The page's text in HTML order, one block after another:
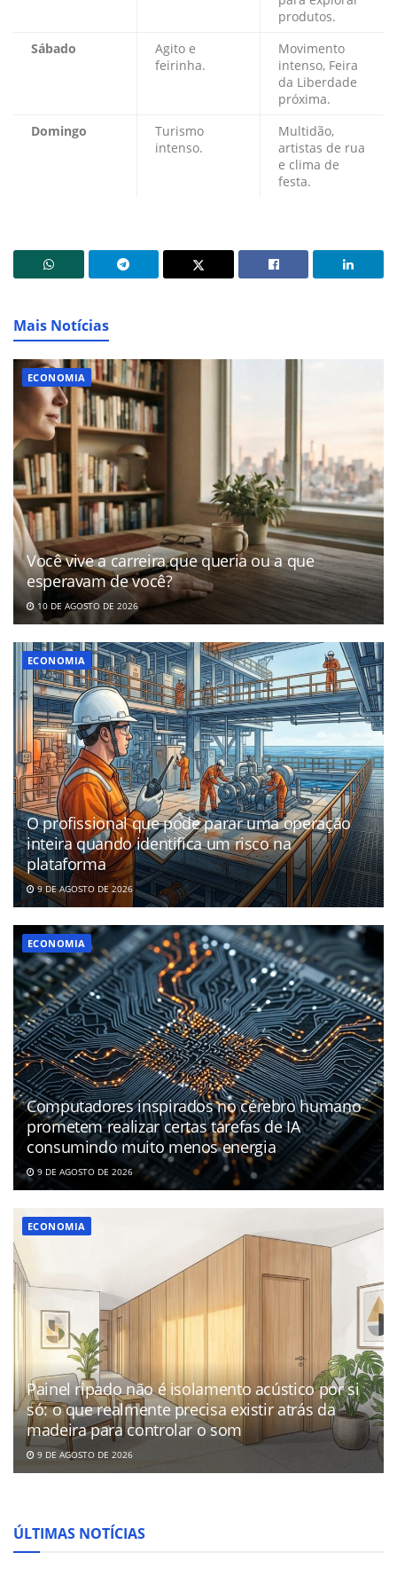
produtos.
Sábado
Agito e
feirinha.
Movimento
intenso, Feira
da Liberdade
próxima.
Domingo
Turismo
intenso.
Multidão,
artistas de rua
e clima de
festa.
Mais Notícias
ECONOMIA
Você vive a carreira que queria ou a que
esperavam de você?
10 DE AGOSTO DE 2026
ECONOMIA
O profissional que pode parar uma operação
inteira quando identifica um risco na
plataforma
9 DE AGOSTO DE 2026
ECONOMIA
Computadores inspirados no cérebro humano
prometem realizar certas tarefas de IA
consumindo muito menos energia
9 DE AGOSTO DE 2026
ECONOMIA
Painel ripado não é isolamento acústico por si
só: o que realmente precisa existir atrás da
madeira para controlar o som
9 DE AGOSTO DE 2026
ÚLTIMAS NOTÍCIAS